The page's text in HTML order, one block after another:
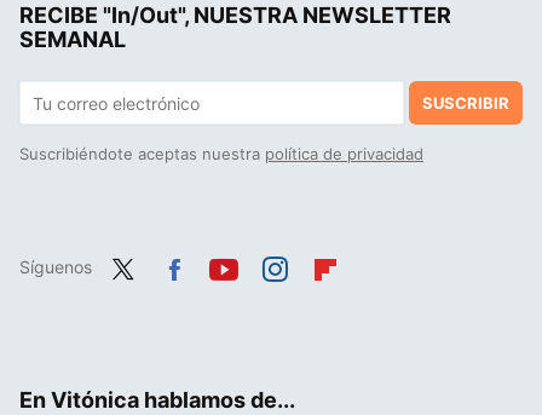
RECIBE "In/Out", NUESTRA NEWSLETTER
SEMANAL
SUSCRIBIR
Suscribiéndote aceptas nuestra política de privacidad
Síguenos
En Vitónica hablamos de...